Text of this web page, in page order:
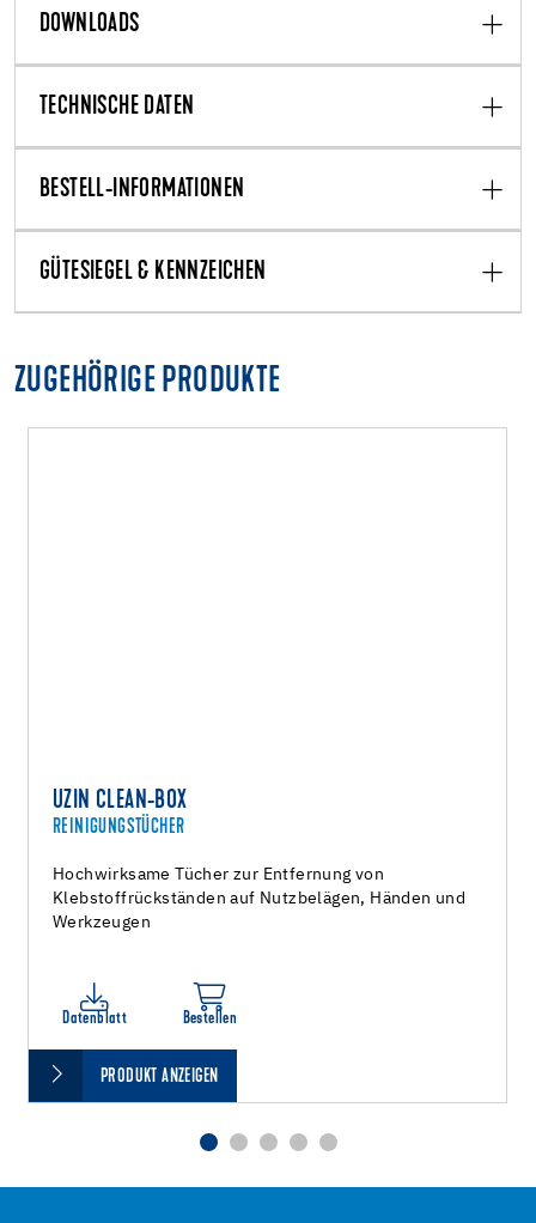
DOWNLOADS
TECHNISCHE DATEN
BESTELL-INFORMATIONEN
GÜTESIEGEL & KENNZEICHEN
ZUGEHÖRIGE PRODUKTE
UZIN CLEAN-BOX
REINIGUNGSTÜCHER
Hochwirksame Tücher zur Entfernung von
Klebstoffrückständen auf Nutzbelägen, Händen und
Werkzeugen
Datenblatt Bestellen
PRODUKT ANZEIGEN